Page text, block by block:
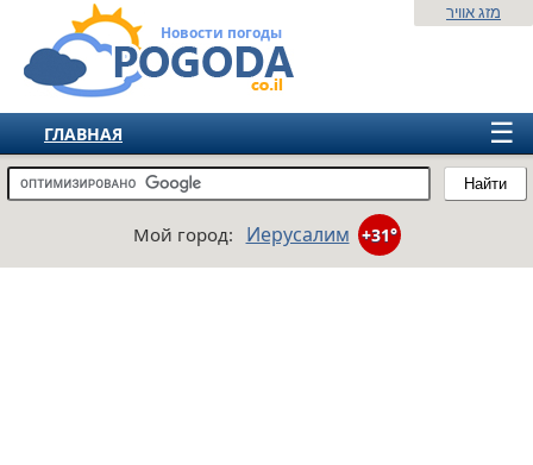
Новости погоды
Найти
מזג אוויר
☰
ГЛАВНАЯ
ИЗРАИЛЬ
ЕВРОПА
Мой город: Иерусалим +31°